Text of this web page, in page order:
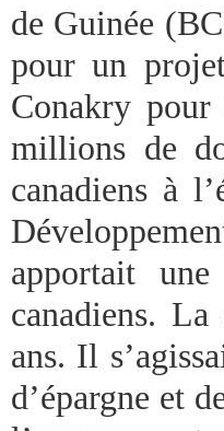
de Guinée
pour un
Conakry
millions de
canadiens à
apportait
canadiens.
ans. Il
d’épargne et